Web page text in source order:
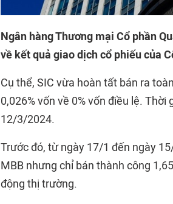
Ngân hàng Thương mại Cổ phần
về kết quả giao dịch cổ phiếu của
Cụ thể, SIC vừa hoàn tất bán ra
0,026% vốn về 0% vốn điều lệ.
12/3/2024.
Trước đó, từ ngày 17/1 đến ngày
MBB nhưng chỉ bán thành công
động thị trường.